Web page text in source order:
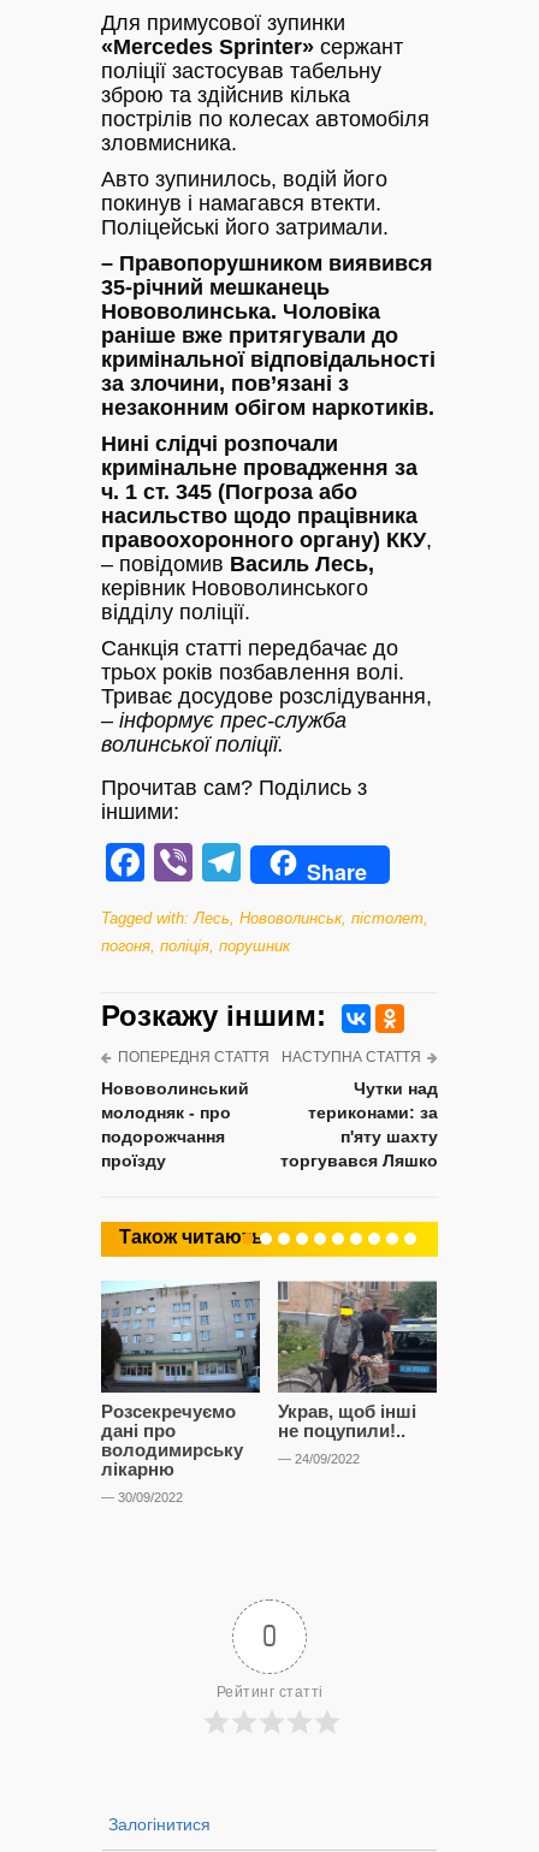
Для примусової зупинки
«Mercedes Sprinter» сержант
поліції застосував табельну
зброю та здійснив кілька
пострілів по колесах автомобіля
зловмисника.
Авто зупинилось, водій його
покинув і намагався втекти.
Поліцейські його затримали.
– Правопорушником виявився
35-річний мешканець
Нововолинська. Чоловіка
раніше вже притягували до
кримінальної відповідальності
за злочини, пов’язані з
незаконним обігом наркотиків.
Нині слідчі розпочали
кримінальне провадження за
ч. 1 ст. 345 (Погроза або
насильство щодо працівника
правоохоронного органу) ККУ,
– повідомив Василь Лесь,
керівник Нововолинського
відділу поліції.
Санкція статті передбачає до
трьох років позбавлення волі.
Триває досудове розслідування,
– інформує прес-служба
волинської поліції.
Прочитав сам? Поділись з
іншими:
Facebook
ViberTelegram
Share
Tagged with: Лесь Нововолинськ, пістолет
погоня поліція порушник
Розкажу iншим:
ПОПЕРЕДНЯ СТАТТЯ
Нововолинський
молодняк - про
подорожчання
проїзду
НАСТУПНА СТАТТЯ
Чутки над
териконами: за
п'яту шахту
торгувався Ляшко
Також читають
Розсекречуємо
дані про
володимирську
лікарню
— 30/09/2022
Украв, щоб інші
не поцупили!..
— 24/09/2022
0
Рейтинг статті
Залогінитися